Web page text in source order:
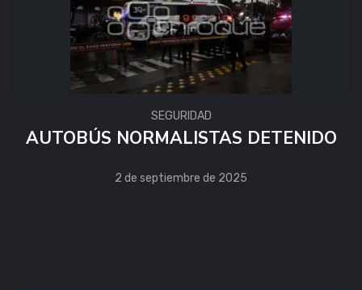
SEGURIDAD
AUTOBÚS NORMALISTAS DETENIDO
2 de septiembre de 2025